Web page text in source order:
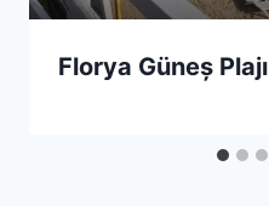
Florya Güneș Plajı